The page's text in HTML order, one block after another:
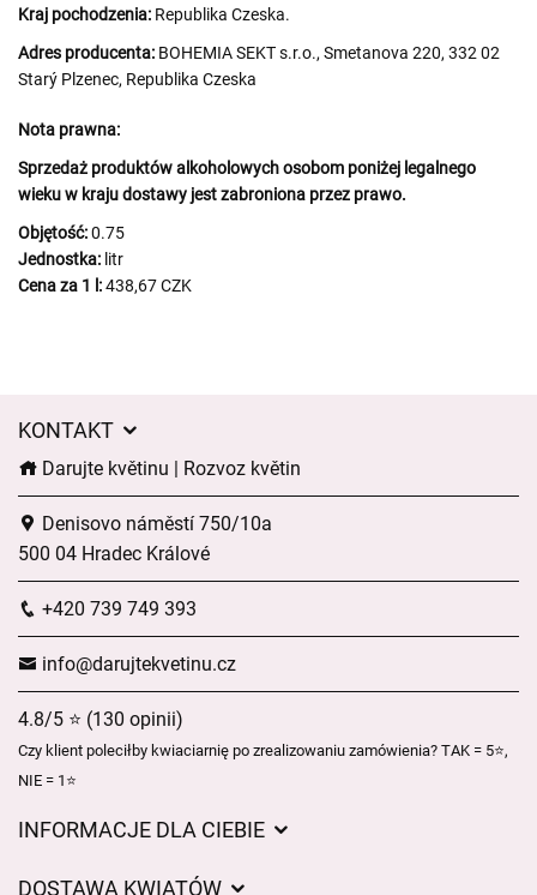
Kraj pochodzenia: Republika Czeska.
Adres producenta: BOHEMIA SEKT s.r.o., Smetanova 220, 332 02
Starý Plzenec, Republika Czeska
Nota prawna:
Sprzedaż produktów alkoholowych osobom poniżej legalnego
wieku w kraju dostawy jest zabroniona przez prawo.
Objętość:0.75
Jednostka: litr
Cena za 1 l:438,67 CZK
KONTAKT
Darujte květinu | Rozvoz květin
Denisovo náměstí 750/10a
500 04 Hradec Králové
+420 739 749 393
info@darujtekvetinu.cz
4.8/5 ⭐ (130 opinii)
Czy klient poleciłby kwiaciarnię po zrealizowaniu zamówienia? TAK = 5⭐,
NIE = 1⭐
INFORMACJE DLA CIEBIE
DOSTAWA KWIATÓW